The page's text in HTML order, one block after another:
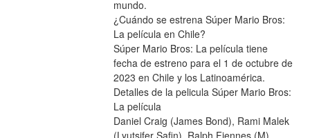
mundo.
¿Cuándo se estrena Súper Mario Bros:
La película en Chile?
Súper Mario Bros: La película tiene
fecha de estreno para el 1 de octubre de
2023 en Chile y los Latinoamérica.
Detalles de la pelicula Súper Mario Bros:
La película
Daniel Craig (James Bond), Rami Malek